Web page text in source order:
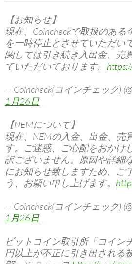
【お知らせ】
現在、Coincheckで取扱のある
を一時停止とさせていただい
関しては引き続き入出金、売
ていただいております。
— Coincheck(コインチェック)
1月26日
【NEMについて】
現在、NEMの入金、出金、売
す。ご迷惑、ご心配をおかけ
訳ございません。原因や詳細
にお知らせ致しますため、ご
う、お願い申し上げます。
— Coincheck(コインチェック)
1月26日
ビットコイン取引所「コイン
円以上が不正に引き出される